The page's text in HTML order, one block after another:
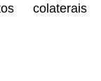
colaterais